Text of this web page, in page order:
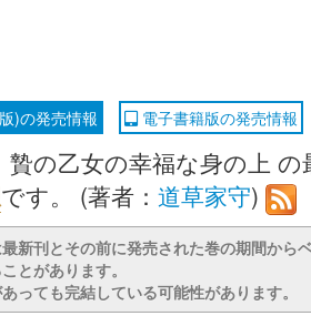
)の発売情報 電子書籍版の発売情報
贄の乙女の幸福な身の上
です。 (著者： 道草家守)
新刊とその前に発売された巻の期間から
とがあります。
っても完結している可能性があります。